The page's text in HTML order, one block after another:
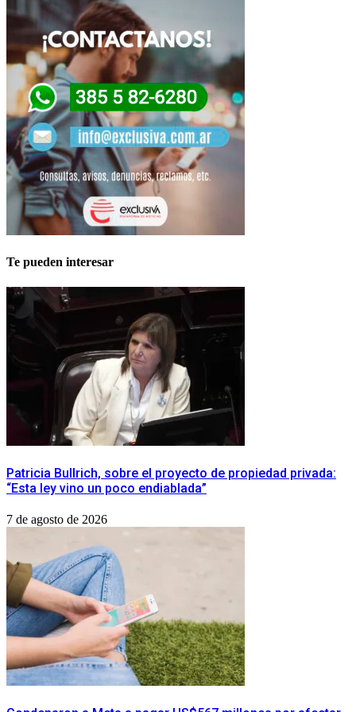
Te pueden interesar
Patricia Bullrich, sobre el proyecto de propiedad privada:
“Esta ley vino un poco endiablada”
7 de agosto de 2026